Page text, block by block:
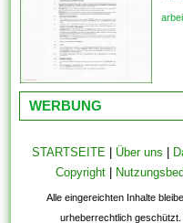
WERBUNG
STARTSEITE Über uns
Copyright
Alle eingereichten Inhalte
urheberrechtlich